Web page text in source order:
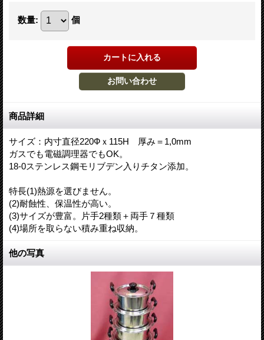
数量: 個
商品詳細
サイズ：内寸直径220Фｘ115H 厚み＝1,0mm
ガスでも電磁調理器でもOK。
18-0ステンレス鋼モリブデン入りチタン添加。
特長(1)熱源を選びません。
(2)耐蝕性、保温性が高い。
(3)サイズが豊富。片手2種類＋両手７種類
(4)場所を取らない積み重ね収納。
他の写真